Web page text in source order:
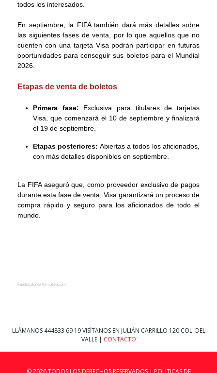
todos los interesados.
En septiembre, la FIFA también dará más detalles sobre
las siguientes fases de venta, por lo que aquellos que no
cuenten con una tarjeta Visa podrán participar en futuras
oportunidades para conseguir sus boletos para el Mundial
2026.
Etapas de venta de boletos
Primera fase: Exclusiva para titulares de tarjetas
Visa, que comenzará el 10 de septiembre y finalizará
el 19 de septiembre.
Etapas posteriores: Abiertas a todos los aficionados,
con más detalles disponibles en septiembre.
La FIFA aseguró que, como proveedor exclusivo de pagos
durante esta fase de venta, Visa garantizará un proceso de
compra rápido y seguro para los aficionados de todo el
mundo.
Fuente: planoinformativo.com
LLÁMANOS 444833 69 19VISÍTANOS EN JULIÁN CARRILLO 120 COL. DEL
VALLE | CONTACTO
© 2026 TODOS LOS DERECHOS RESERVADOS | POLÍTICAS DE